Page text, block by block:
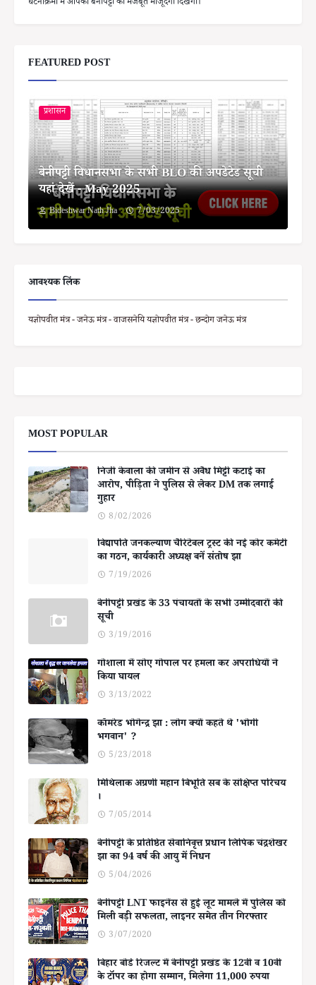
FEATURED POST
प्रशासन
बेनीपट्टी विधानसभा के सभी BLO की अपडेटेड सूची
यहां देखें - May 2025
Bideshwar Nath Jha 7/03/2025
आवश्यक लिंक
यज्ञोपवीत मंत्र - जनेऊ मंत्र - वाजसनेयि यज्ञोपवीत मंत्र - छन्दोग जनेऊ मंत्र
MOST POPULAR
निजी केवाला की जमीन से अवैध मिट्टी कटाई का
आरोप, पीड़िता ने पुलिस से लेकर DM तक लगाई
गुहार
8/02/2026
विद्यापति जनकल्याण चैरिटेबल ट्रस्ट की नई कोर कमेटी
का गठन, कार्यकारी अध्यक्ष बनें संतोष झा
7/19/2026
बेनीपट्टी प्रखंड के 33 पंचायतों के सभी उम्मीदवारों की
सूची
3/19/2016
गोशाला में सोए गोपाल पर हमला कर अपराधियों ने
किया घायल
3/13/2022
कॉमरेड भोगेन्द्र झा : लोग क्यों कहते थे 'भोगी
भगवान' ?
5/23/2018
मिथिलाक अग्रणी महान बिभूति सब के संक्षिप्त परिचय
।
7/05/2014
बेनीपट्टी के प्रतिष्ठित सेवानिवृत्त प्रधान लिपिक चंद्रशेखर
झा का 94 वर्ष की आयु में निधन
5/04/2026
बेनीपट्टी LNT फाइनेंस से हुई लूट मामले में पुलिस को
मिली बड़ी सफलता, लाइनर समेत तीन गिरफ्तार
3/07/2020
बिहार बोर्ड रिजल्ट में बेनीपट्टी प्रखंड के 12वीं व 10वीं
के टॉपर का होगा सम्मान, मिलेगा 11,000 रुपया